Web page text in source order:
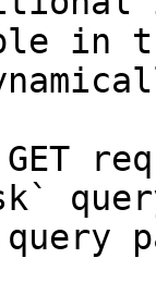
in
GET